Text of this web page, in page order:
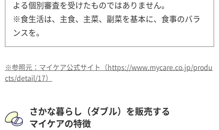
よる個別審査を受けたものではありません。
※食生活は、主食、主菜、副菜を基本に、食事のバラ
ンスを。
※参照元：マイケア公式サイト（https://www.mycare.co.jp/produ
cts/detail/17）
さかな暮らし（ダブル）を販売する
マイケアの特徴